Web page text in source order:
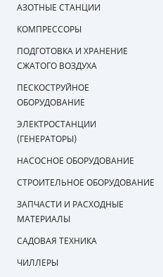
АЗОТНЫЕ СТАНЦИИ
КОМПРЕССОРЫ
ПОДГОТОВКА И ХРАНЕНИЕ
СЖАТОГО ВОЗДУХА
ПЕСКОСТРУЙНОЕ
ОБОРУДОВАНИЕ
ЭЛЕКТРОСТАНЦИИ
(ГЕНЕРАТОРЫ)
НАСОСНОЕ ОБОРУДОВАНИЕ
СТРОИТЕЛЬНОЕ ОБОРУДОВАНИЕ
ЗАПЧАСТИ И РАСХОДНЫЕ
МАТЕРИАЛЫ
САДОВАЯ ТЕХНИКА
ЧИЛЛЕРЫ